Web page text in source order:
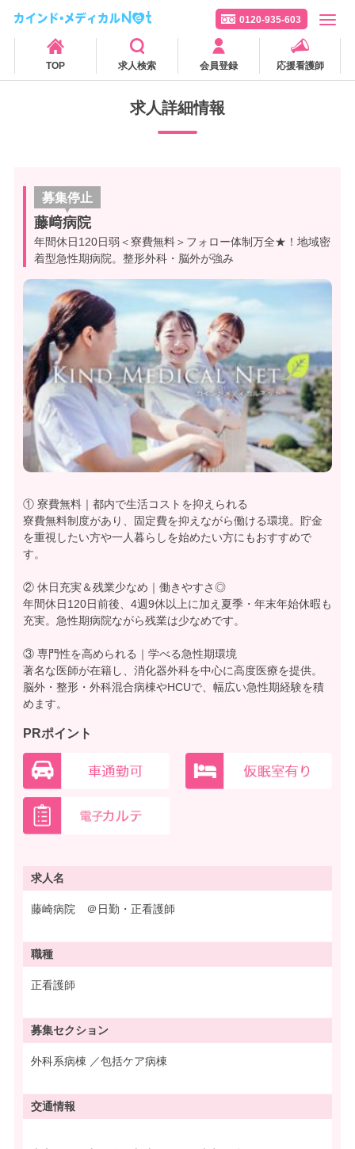
0120-935-603
TOP 求人検索 会員登録 応援看護師
求人詳細情報
募集停止
藤﨑病院
年間休日120日弱＜寮費無料＞フォロー体制万全★！地域密
着型急性期病院。整形外科・脳外が強み
① 寮費無料｜都内で生活コストを抑えられる
寮費無料制度があり、固定費を抑えながら働ける環境。貯金
を重視したい方や一人暮らしを始めたい方にもおすすめで
す。
② 休日充実＆残業少なめ｜働きやすさ◎
年間休日120日前後、4週9休以上に加え夏季・年末年始休暇も
充実。急性期病院ながら残業は少なめです。
③ 専門性を高められる｜学べる急性期環境
著名な医師が在籍し、消化器外科を中心に高度医療を提供。
脳外・整形・外科混合病棟やHCUで、幅広い急性期経験を積
めます。
PRポイント
求人名
藤崎病院 ＠日勤・正看護師
職種
正看護師
募集セクション
外科系病棟 ／包括ケア病棟
交通情報